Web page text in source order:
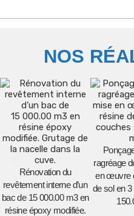
NOS
Rénovation du
revêtement interne d’un
bac de 15 000.00 m3 en
résine époxy modifiée.
ragréage
en œuvre
de sol en